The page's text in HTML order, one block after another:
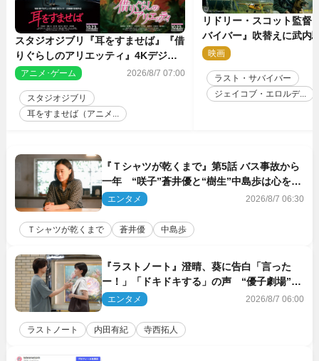
スタジオジブリ『耳をすませば』『借
りぐらしのアリエッティ』4Kデジタ
ルリマスターでIMAX上映決定！
アニメ･ゲーム 2026/8/7 07:00
スタジオジブリ
耳をすませば（アニメ...
リドリー・スコット監督
バイバー』吹替えに武内
哉・種崎敦美・井上和彦
映画
ラスト・サバイバー
ジェイコブ・エロルデ...
『Ｔシャツが乾くまで』第5話 バス事故から
一年 “咲子”蒼井優と“樹生”中島歩は心を許
しあえる関係に
エンタメ 2026/8/7 06:30
Ｔシャツが乾くまで 蒼井優 中島歩
『ラストノート』澄晴、葵に告白「言った
ー！」「ドキドキする」の声 “優子劇場”も
話題
エンタメ 2026/8/7 06:00
ラストノート 内田有紀 寺西拓人